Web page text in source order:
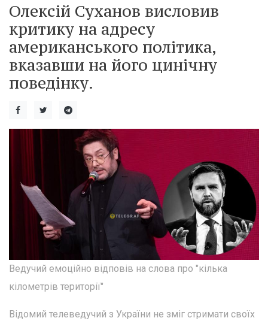
Олексій Суханов висловив
критику на адресу
американського політика,
вказавши на його цинічну
поведінку.
Ведучий емоційно відповів на слова про "кілька
кілометрів території"
Відомий телеведучий з України не зміг стримати своїх